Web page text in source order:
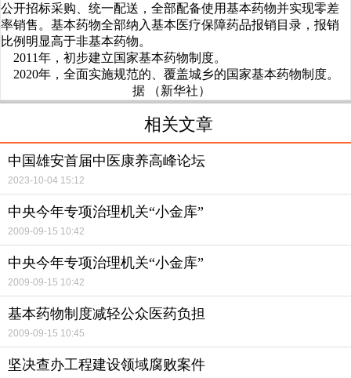
公开招标采购、统一配送，全部配备使用基本药物并实现零差
率销售。基本药物全部纳入基本医疗保障药品报销目录，报销
比例明显高于非基本药物。
2011年，初步建立国家基本药物制度。
2020年，全面实施规范的、覆盖城乡的国家基本药物制度。
据 （新华社）
相关文章
中国雄安首届中医康养高峰论坛
2023-10-04 15:12
中央今年专项治理机关“小金库”
2009-09-15 10:42
中央今年专项治理机关“小金库”
2009-09-15 10:42
基本药物制度减轻公众医药负担
2009-09-15 10:45
坚决查办工程建设领域腐败案件